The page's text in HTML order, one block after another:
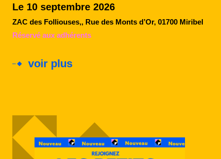
Le 10 septembre 2026
ZAC des Folliouses,, Rue des Monts d’Or, 01700 Miribel
Réservé aux adhérents
voir plus